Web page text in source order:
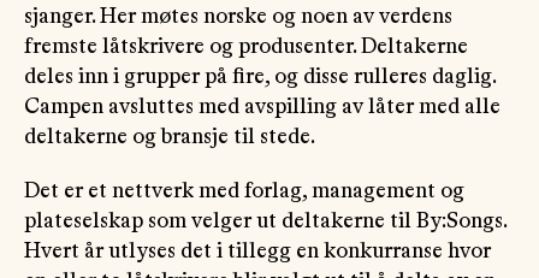
sjanger. Her møtes norske og noen av verdens
fremste låtskrivere og produsenter. Deltakerne
deles inn i grupper på fire, og disse rulleres daglig.
Campen avsluttes med avspilling av låter med alle
deltakerne og bransje til stede.
Det er et nettverk med forlag, management og
plateselskap som velger ut deltakerne til By:Songs.
Hvert år utlyses det i tillegg en konkurranse hvor